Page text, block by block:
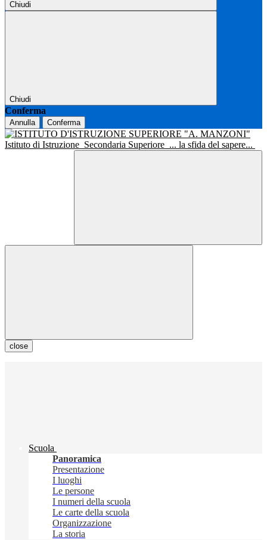
Chiudi
Chiudi
Conferma
Annulla Conferma
Istituto di Istruzione Secondaria Superiore ... la sfida del sapere...
close
Scuola
Panoramica
Presentazione
I luoghi
Le persone
I numeri della scuola
Le carte della scuola
Organizzazione
La storia